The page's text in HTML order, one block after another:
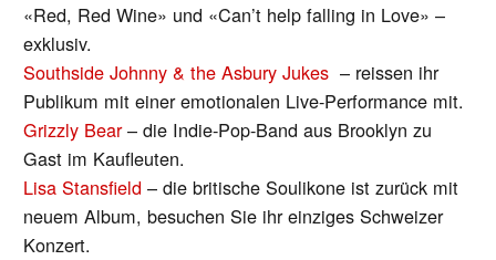
«Red, Red Wine» und «Can’t help falling in Love» –
exklusiv.
Southside Johnny & the Asbury Jukes – reissen ihr
Publikum mit einer emotionalen Live-Performance mit.
Grizzly Bear– die Indie-Pop-Band aus Brooklyn zu
Gast im Kaufleuten.
Lisa Stansfield – die britische Soulikone ist zurück mit
neuem Album, besuchen Sie ihr einziges Schweizer
Konzert.